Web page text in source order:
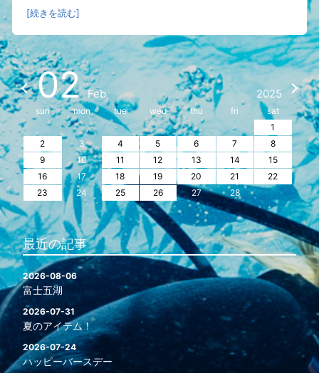
[続きを読む]
02 Feb 2025
sun mon tue wed thu fri
sat
1
2
3 4 5 6 7
8
9
10 11 12 13 14
15
16
17 18 19 20 21
22
23
24 25 26 27 28
最近の記事
2026-08-06
富士五湖
2026-07-31
夏のアイテム！
2026-07-24
ハッピーバースデー